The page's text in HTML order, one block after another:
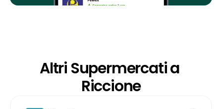
Altri Supermercati a
Riccione